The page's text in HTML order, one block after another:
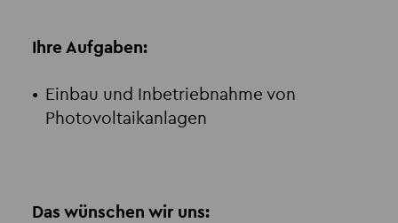
Ihre Aufgaben:
Einbau und Inbetriebnahme von
Photovoltaikanlagen
Das wünschen wir uns: